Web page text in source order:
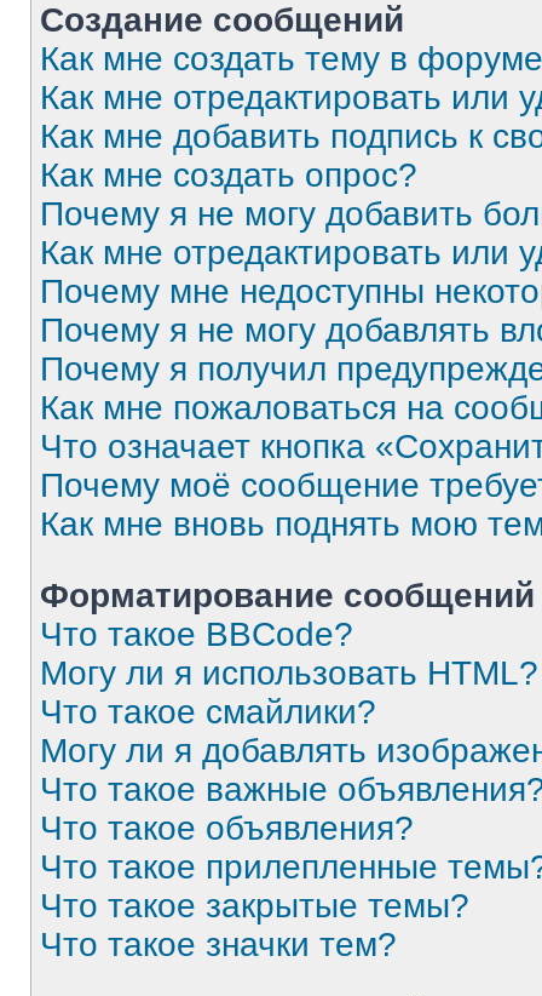
Создание сообщений
Как мне создать тему в
Как мне отредактировать или
Как мне добавить подпись к
Как мне создать опрос?
Почему я не могу добавить
Как мне отредактировать или
Почему мне недоступны
Почему я не могу добавлять
Почему я получил
Как мне пожаловаться на
Что означает кнопка
Почему моё сообщение
Как мне вновь поднять мою
Форматирование
Что такое BBCode?
Могу ли я использовать HTML?
Что такое смайлики?
Могу ли я добавлять
Что такое важные
Что такое объявления?
Что такое прилепленные
Что такое закрытые темы?
Что такое значки тем?